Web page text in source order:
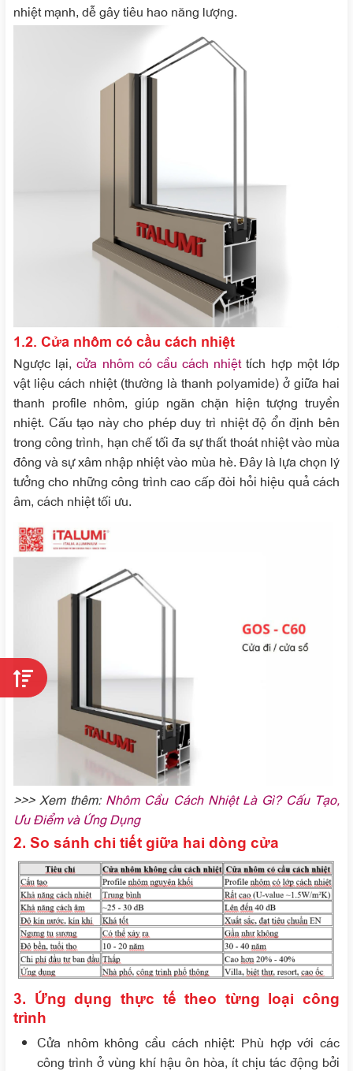
nhiệt mạnh, dễ gây tiêu hao năng lượng.
1.2. Cửa nhôm có cầu cách nhiệt
Ngược lại,cửa nhôm có cầu cách nhiệttích hợp một lớp
vật liệu cách nhiệt (thường là thanh polyamide) ở giữa hai
thanh profile nhôm, giúp ngăn chặn hiện tượng truyền
nhiệt. Cấu tạo này cho phép duy trì nhiệt độ ổn định bên
trong công trình, hạn chế tối đa sự thất thoát nhiệt vào mùa
đông và sự xâm nhập nhiệt vào mùa hè. Đây là lựa chọn lý
tưởng cho những công trình cao cấp đòi hỏi hiệu quả cách
âm, cách nhiệt tối ưu.
>>> Xem thêm: Nhôm Cầu Cách Nhiệt Là Gì? Cấu Tạo,
Ưu Điểm và Ứng Dụng
2. So sánh chi tiết giữa hai dòng cửa
3. Ứng dụng thực tế theo từng loại công
trình
Cửa nhôm không cầu cách nhiệt: Phù hợp với các
công trình ở vùng khí hậu ôn hòa, ít chịu tác động bởi